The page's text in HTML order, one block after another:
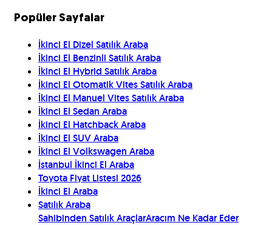
Popüler Sayfalar
İkinci El Dizel Satılık Araba
İkinci El Benzinli Satılık Araba
İkinci El Hybrid Satılık Araba
İkinci El Otomatik Vites Satılık Araba
İkinci El Manuel Vites Satılık Araba
İkinci El Sedan Araba
İkinci El Hatchback Araba
İkinci El SUV Araba
İkinci El Volkswagen Araba
İstanbul İkinci El Araba
Toyota Fiyat Listesi 2026
İkinci El Araba
Satılık Araba
Sahibinden Satılık AraçlarAracım Ne Kadar Eder